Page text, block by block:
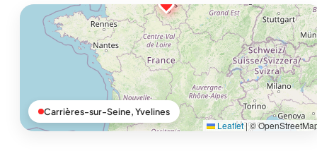
Leaflet|©
Carrières-sur-Seine, Yvelines